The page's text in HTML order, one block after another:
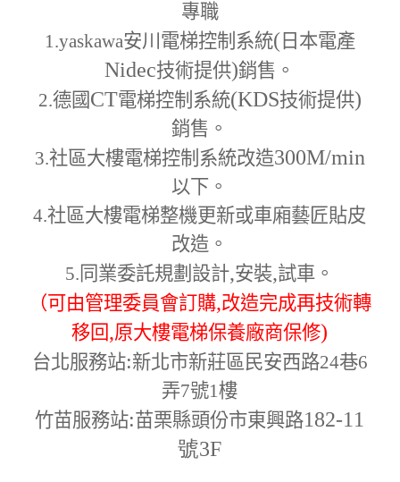
專職
1.yaskawa安川電梯控制系統( 日本電產
Nidec技術提供)銷售。
2.德國 CT電梯控制系統(KDS技術提供)
銷售。
3.社區大樓電梯控制系統改造300M/min
以下。
4.社區大樓電梯整機更新或車廂藝匠貼皮
改造。
5. 同業委託規劃設計,安裝,試車。
（可由管理委員會訂購,改造完成再技術轉
移回,原大樓電梯保養廠商保修)
台北服務站:新北市新莊區民安西路24巷6
弄7號1樓
竹苗服務站:苗栗縣頭份市東興路182-11
號3F